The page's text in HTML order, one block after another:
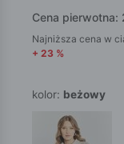
Cena pierwotna:
Najniższa cena w
+ 23 %
kolor: beżowy